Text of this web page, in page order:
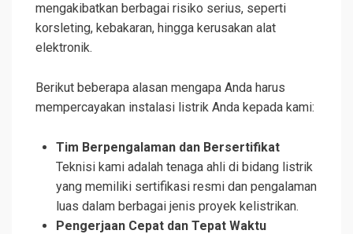
mengakibatkan berbagai risiko serius, seperti
korsleting, kebakaran, hingga kerusakan alat
elektronik.
Berikut beberapa alasan mengapa Anda harus
mempercayakan instalasi listrik Anda kepada kami:
Tim Berpengalaman dan Bersertifikat
Teknisi kami adalah tenaga ahli di bidang listrik
yang memiliki sertifikasi resmi dan pengalaman
luas dalam berbagai jenis proyek kelistrikan.
Pengerjaan Cepat dan Tepat Waktu